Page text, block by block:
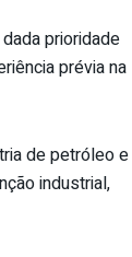
prioridade
prévia na
de petróleo e
industrial,